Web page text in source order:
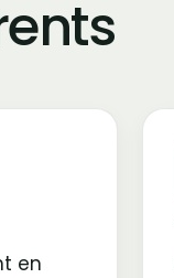
en